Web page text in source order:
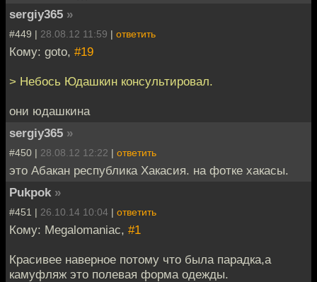
sergiy365 »
#449 | 28.08.12 11:59 | ответить
Кому: goto, #19
> Небось Юдашкин консультировал.
они юдашкина
sergiy365 »
#450 | 28.08.12 12:22 | ответить
это Абакан республика Хакасия. на фотке хакасы.
Pukpok »
#451 | 26.10.14 10:04 | ответить
Кому: Megalomaniac, #1
Красивее наверное потому что была парадка,а
камуфляж это полевая форма одежды.